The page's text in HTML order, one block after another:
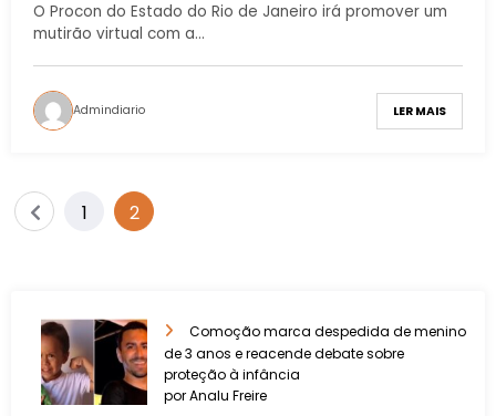
O Procon do Estado do Rio de Janeiro irá promover um
mutirão virtual com a…
Admindiario LER MAIS
1 2
Comoção marca despedida de menino
de 3 anos e reacende debate sobre
proteção à infância
por Analu Freire